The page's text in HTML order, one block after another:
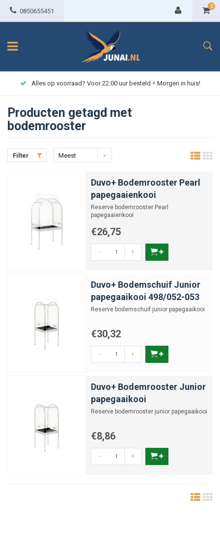
0850655451
0
Alles op voorraad? Voor 22:00 uur besteld = Morgen in huis!
Producten getagd met
bodemrooster
Filter
Meest
Duvo+ Bodemrooster Pearl
papegaaienkooi
Reserve bodemrooster Pearl
papegaaienkooi
€26,75
- +
Duvo+ Bodemschuif Junior
papegaaikooi 498/052-053
Reserve bodemschuif junior papegaaikooi
€30,32
- +
Duvo+ Bodemrooster Junior
papegaaikooi
Reserve bodemrooster junior papegaaikooi
€8,86
- +